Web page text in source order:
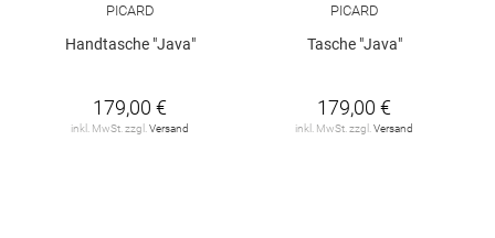
PICARD
Handtasche "Java"
179,00 €
inkl. MwSt. zzgl. Versand
PICARD
Tasche "Java"
179,00 €
inkl. MwSt. zzgl. Versand